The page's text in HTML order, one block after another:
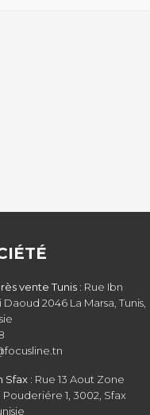
vente Tunis : Rue Ibn
Daoud 2046 La Marsa, Tunis,
Sfax : Rue 13 Aout Zone
1, 3002, Sfax